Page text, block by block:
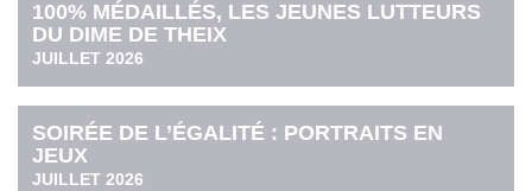
100% MÉDAILLÉS, LES JEUNES LUTTEURS
DU DIME DE THEIX
JUILLET 2026
SOIRÉE DE L’ÉGALITÉ : PORTRAITS EN
JEUX
JUILLET 2026